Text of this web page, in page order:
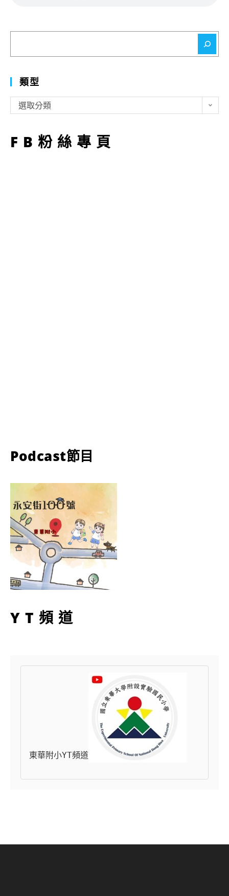
類型
型
選取分類
FB粉絲專頁
Podcast節目
YT頻道
東華附小YT頻道